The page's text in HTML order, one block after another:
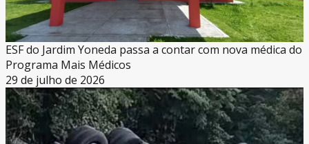
ESF do Jardim Yoneda passa a contar com nova médica do
Programa Mais Médicos
29 de julho de 2026